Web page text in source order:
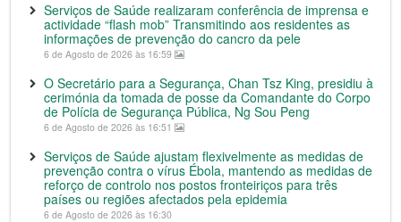
Serviços de Saúde realizaram conferência de imprensa e
actividade “flash mob” Transmitindo aos residentes as
informações de prevenção do cancro da pele
6 de Agosto de 2026 às 16:59
O Secretário para a Segurança, Chan Tsz King, presidiu à
cerimónia da tomada de posse da Comandante do Corpo
de Polícia de Segurança Pública, Ng Sou Peng
6 de Agosto de 2026 às 16:51
Serviços de Saúde ajustam flexivelmente as medidas de
prevenção contra o vírus Ébola, mantendo as medidas de
reforço de controlo nos postos fronteiriços para três
países ou regiões afectados pela epidemia
6 de Agosto de 2026 às 16:30